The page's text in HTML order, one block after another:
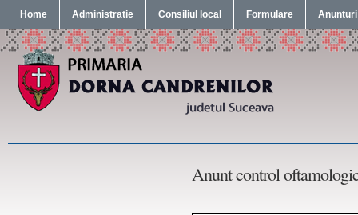
Home Administratie Consiliul local Formulare Anunturi
Anunt control